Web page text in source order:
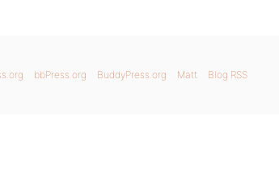
bbPress.org BuddyPress.org Matt Blog RSS